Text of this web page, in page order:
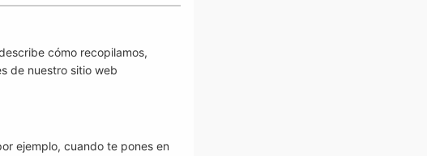
cómo recopilamos,
de nuestro sitio web
ejemplo, cuando te pones en